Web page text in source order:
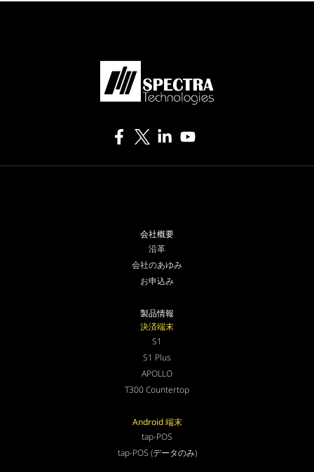
会社概要
沿革
会社のあゆみ
お申込み
製品情報
決済端末
S1
S1 Plus
APOLLO
T300 Countertop
Android 端末
tap-POS
tap-POS (データのみ)